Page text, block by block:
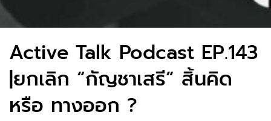
Active Talk Podcast EP.143
|ยกเลิก “กัญชาเสรี” สิ้นคิด
หรือ ทางออก ?